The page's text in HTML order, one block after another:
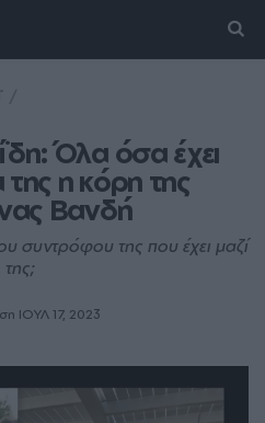
Όλα όσα έχει
η κόρη της
Βανδή
συντρόφου της που έχει μαζί
της;
ΙΟΥΛ 17, 2023